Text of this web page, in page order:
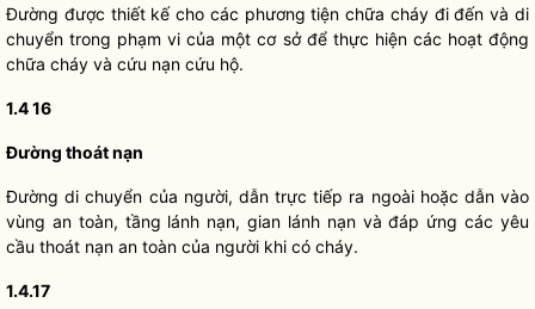
Đường được thiết kế cho các phương tiện chữa cháy đi đến và di
chuyển trong phạm vi của một cơ sở để thực hiện các hoạt động
chữa cháy và cứu nạn cứu hộ.
1.4 16
Đường thoát nạn
Đường di chuyển của người, dẫn trực tiếp ra ngoài hoặc dẫn vào
vùng an toàn, tầng lánh nạn, gian lánh nạn và đáp ứng các yêu
cầu thoát nạn an toàn của người khi có cháy.
1.4.17